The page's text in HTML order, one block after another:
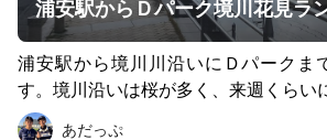
浦安駅からＤパーク境川花見ラ
浦安駅から境川川沿いにＤパークま
す。境川沿いは桜が多く、来週くらい
うです。
あだっぷ